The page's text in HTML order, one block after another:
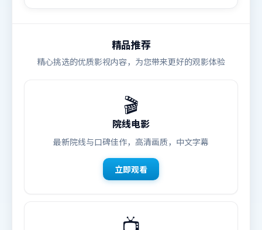
精品推荐
精心挑选的优质影视内容，为您带来更好的观影体验
🎬
院线电影
最新院线与口碑佳作，高清画质，中文字幕
立即观看